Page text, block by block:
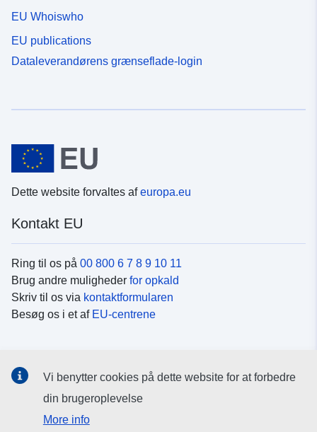
EU Whoiswho
EU publications
Dataleverandørens grænseflade-login
Dette website forvaltes afeuropa.eu
Kontakt EU
Ring til os på 00 800 6 7 8 9 10 11
Brug andre muligheder for opkald
Skriv til os via kontaktformularen
Besøg os i et af EU-centrene
Søg efter EU's sider påsociale medier
Vi benytter cookies på dette website for at forbedre
din brugeroplevelse
More info